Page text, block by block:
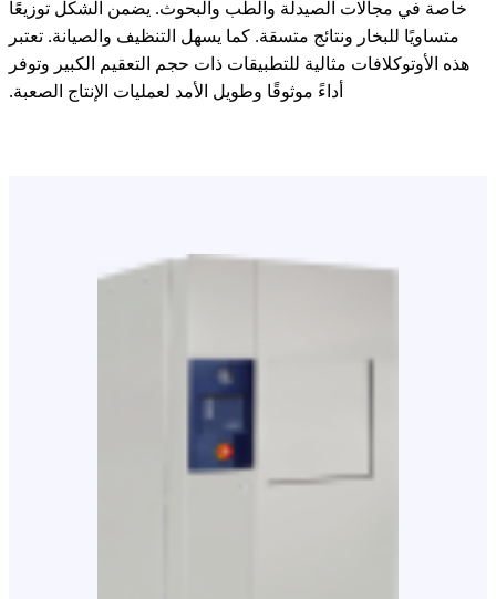
خاصة في مجالات الصيدلة والطب والبحوث. يضمن الشكل توزيعًا
متساويًا للبخار ونتائج متسقة. كما يسهل التنظيف والصيانة. تعتبر
هذه الأوتوكلافات مثالية للتطبيقات ذات حجم التعقيم الكبير وتوفر
أداءً موثوقًا وطويل الأمد لعمليات الإنتاج الصعبة.